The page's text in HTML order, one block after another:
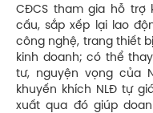
CĐCS tham gia hỗ trợ
cấu, sắp xếp lại lao
công nghệ, trang thiết
kinh doanh; có thể
tư, nguyện vọng của
khuyến khích NLĐ tự
xuất qua đó giúp